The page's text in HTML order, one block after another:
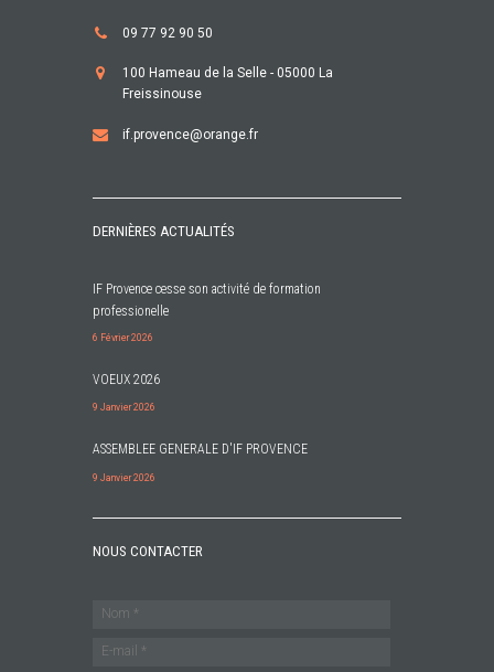
09 77 92 90 50
100 Hameau de la Selle - 05000 La
Freissinouse
if.provence@orange.fr
DERNIÈRES ACTUALITÉS
IF Provence cesse son activité de formation
professionelle
6 Février 2026
VOEUX 2026
9 Janvier 2026
ASSEMBLEE GENERALE D'IF PROVENCE
9 Janvier 2026
NOUS CONTACTER